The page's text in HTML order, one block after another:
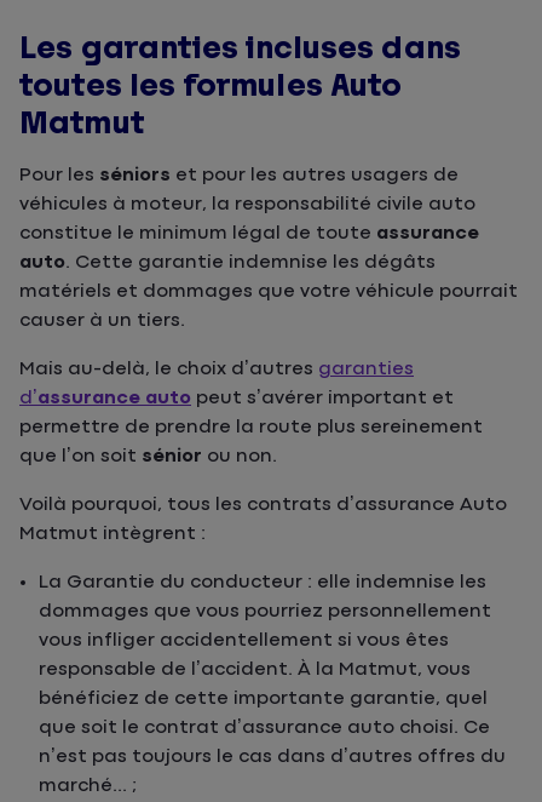
Les garanties incluses dans
toutes les formules Auto
Matmut
Pour les séniors et pour les autres usagers de
véhicules à moteur, la responsabilité civile auto
constitue le minimum légal de toute assurance
auto. Cette garantie indemnise les dégâts
matériels et dommages que votre véhicule pourrait
causer à un tiers.
Mais au-delà, le choix d’autres garanties
d’assurance auto peut s’avérer important et
permettre de prendre la route plus sereinement
que l’on soit sénior ou non.
Voilà pourquoi, tous les contrats d’assurance Auto
Matmut intègrent :
La Garantie du conducteur : elle indemnise les
dommages que vous pourriez personnellement
vous infliger accidentellement si vous êtes
responsable de l’accident. À la Matmut, vous
bénéficiez de cette importante garantie, quel
que soit le contrat d’assurance auto choisi. Ce
n’est pas toujours le cas dans d’autres offres du
marché... ;